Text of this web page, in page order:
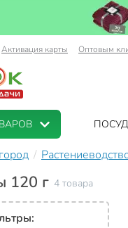
Активация карты Оптовым
120 г 4 товара